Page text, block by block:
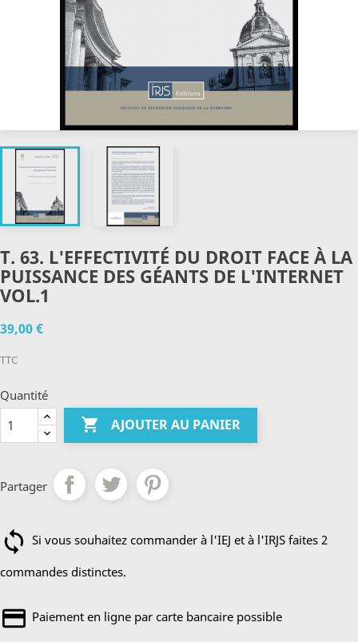
T. 63. L'EFFECTIVITÉ DU DROIT FACE À LA
PUISSANCE DES GÉANTS DE L'INTERNET
VOL.1
39,00 €
TTC
Quantité
 AJOUTER AU PANIER
Partager
Si vous souhaitez commander à l'IEJ et à l'IRJS faites 2
commandes distinctes.
Paiement en ligne par carte bancaire possible